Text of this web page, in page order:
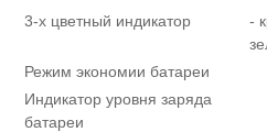
3-х цветный индикатор
-
Режим экономии батареи
Индикатор уровня заряда
батареи